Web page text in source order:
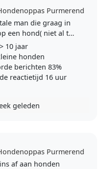
Purmerend
man die graag in
een hond( niet al te
werk niet meer
heel graag
10 jaar
honden
berichten 83%
reactietijd 16 uur
geleden
Purmerend
af aan honden